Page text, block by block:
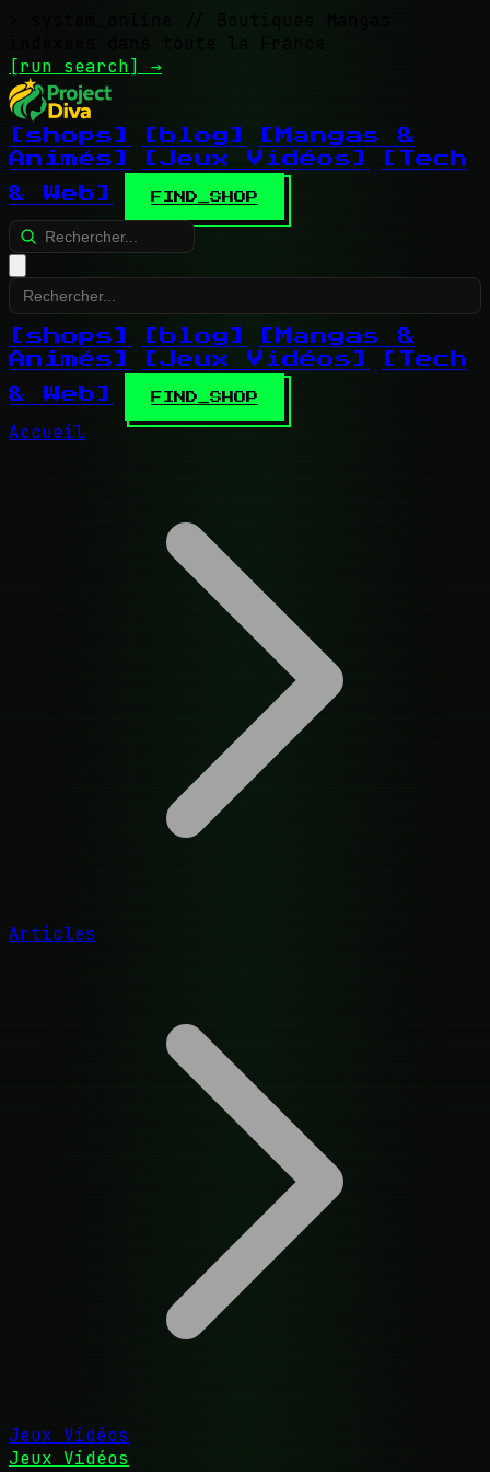
// Boutiques Mangas
indexées dans toute la France
[run search] →
[shops] [blog]
[Mangas &
Animés]
[Jeux Vidéos]
[Tech
& Web]
FIND_SHOP
[shops] [blog]
[Mangas &
Animés]
[Jeux Vidéos]
[Tech
& Web]
FIND_SHOP
Accueil
Articles
Jeux Vidéos
Jeux Vidéos